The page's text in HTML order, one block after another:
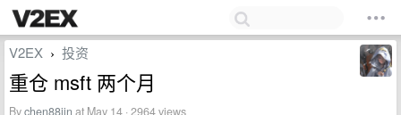
V2EX › 投资
重仓 msft 两个月
Bychen88ijn at May 14 · 2964 views